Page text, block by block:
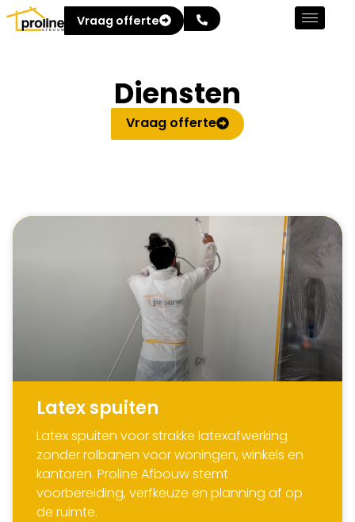
Vraag offerte
Diensten
Vraag offerte
Latex spuiten
Latex spuiten voor strakke latexafwerking
zonder rolbanen voor woningen, winkels en
kantoren. Proline Afbouw stemt
voorbereiding, verfkeuze en planning af op
de ruimte.